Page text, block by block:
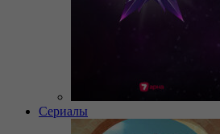
Сериалы